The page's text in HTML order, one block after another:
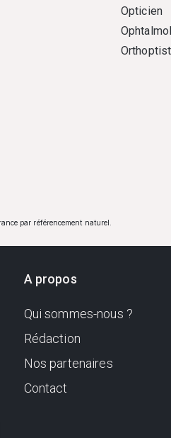
Opticien
par référencement naturel.
A propos
Qui sommes-nous ?
Rédaction
Nos partenaires
Contact